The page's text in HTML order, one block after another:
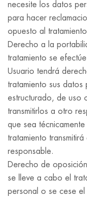
necesite los datos
para hacer
opuesto al
Derecho a la
tratamiento se
Usuario tendrá
tratamiento sus datos
estructurado, de uso
transmitirlos a otro
que sea
tratamiento
responsable.
Derecho de
se lleve a cabo el
personal o se cese el